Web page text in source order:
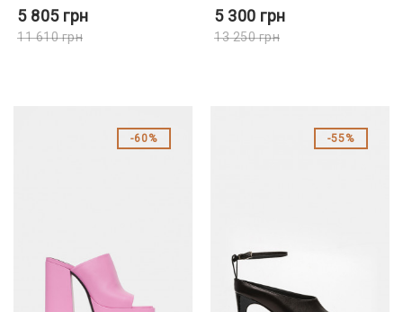
5 805 грн
11 610грн
5 300 грн
13 250грн
60% 55%